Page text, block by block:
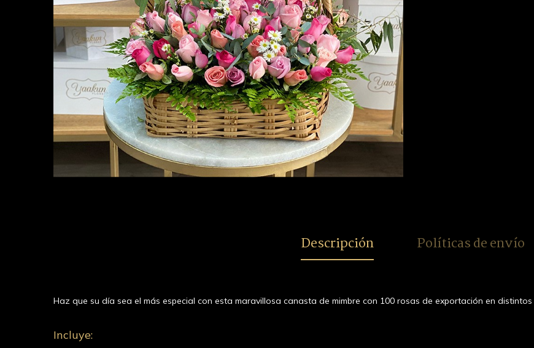
Descripción Políticas de envío
Haz que su día sea el más especial con esta maravillosa canasta de mimbre con 100 rosas de exportación en
Incluye: